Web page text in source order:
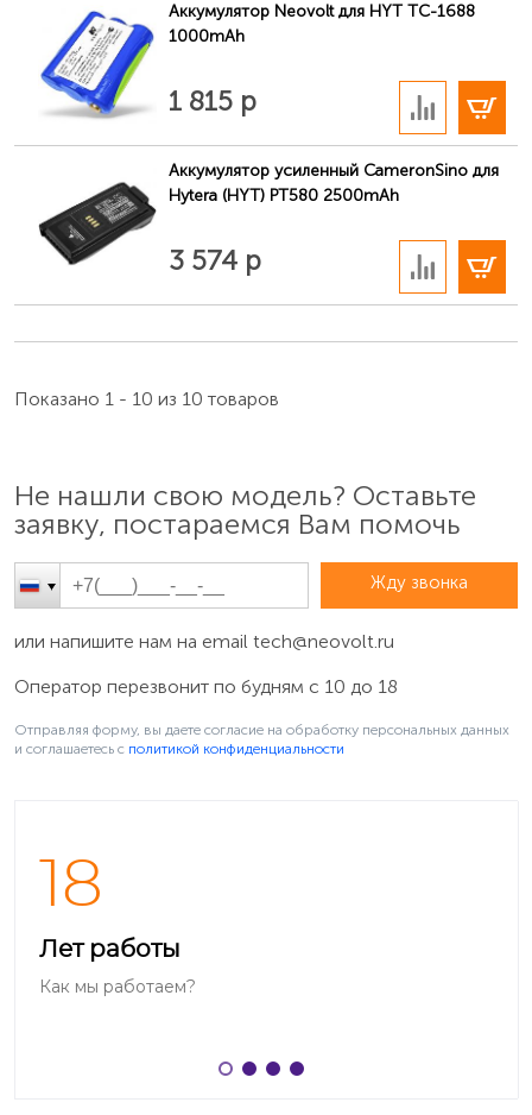
Аккумулятор Neovolt для HYT TC-1688
1000mAh
1 815 р
Аккумулятор усиленный CameronSino для
Hytera (HYT) PT580 2500mAh
3 574 р
Показано 1 - 10 из 10 товаров
Не нашли свою модель? Оставьте
заявку, постараемся Вам помочь
Жду звонка
или напишите нам на email tech@neovolt.ru
Оператор перезвонит по будням с 10 до 18
Отправляя форму, вы даете согласие на обработку персональных данных
и соглашаетесь c политикой конфиденциальности
18
Лет работы
Как мы работаем?